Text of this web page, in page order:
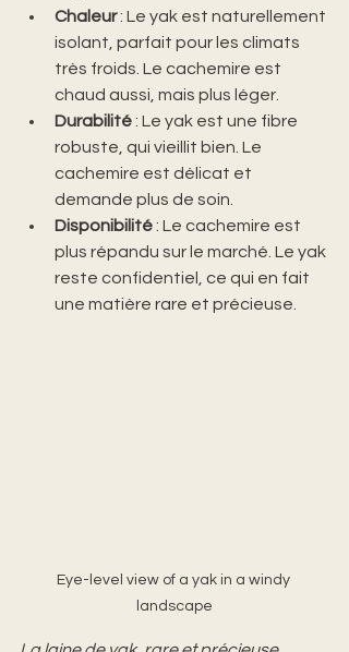
Chaleur : Le yak est naturellement
isolant, parfait pour les climats
très froids. Le cachemire est
chaud aussi, mais plus léger.
Durabilité : Le yak est une fibre
robuste, qui vieillit bien. Le
cachemire est délicat et
demande plus de soin.
Disponibilité : Le cachemire est
plus répandu sur le marché. Le yak
reste confidentiel, ce qui en fait
une matière rare et précieuse.
Eye-level view of a yak in a windy
landscape